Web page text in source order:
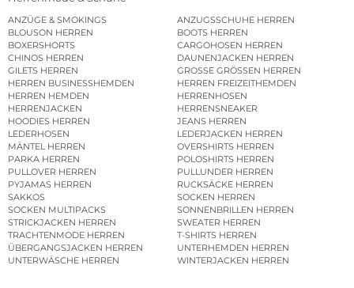
ANZÜGE & SMOKINGS
ANZUGSSCHUHE HERREN
BLOUSON HERREN
BOOTS HERREN
BOXERSHORTS
CARGOHOSEN HERREN
CHINOS HERREN
DAUNENJACKEN HERREN
GILETS HERREN
GROSSE GRÖSSEN HERREN
HERREN BUSINESSHEMDEN
HERREN FREIZEITHEMDEN
HERREN HEMDEN
HERRENHOSEN
HERRENJACKEN
HERRENSNEAKER
HOODIES HERREN
JEANS HERREN
LEDERHOSEN
LEDERJACKEN HERREN
MÄNTEL HERREN
OVERSHIRTS HERREN
PARKA HERREN
POLOSHIRTS HERREN
PULLOVER HERREN
PULLUNDER HERREN
PYJAMAS HERREN
RUCKSÄCKE HERREN
SAKKOS
SOCKEN HERREN
SOCKEN MULTIPACKS
SONNENBRILLEN HERREN
STRICKJACKEN HERREN
SWEATER HERREN
TRACHTENMODE HERREN
T-SHIRTS HERREN
ÜBERGANGSJACKEN HERREN
UNTERHEMDEN HERREN
UNTERWÄSCHE HERREN
WINTERJACKEN HERREN